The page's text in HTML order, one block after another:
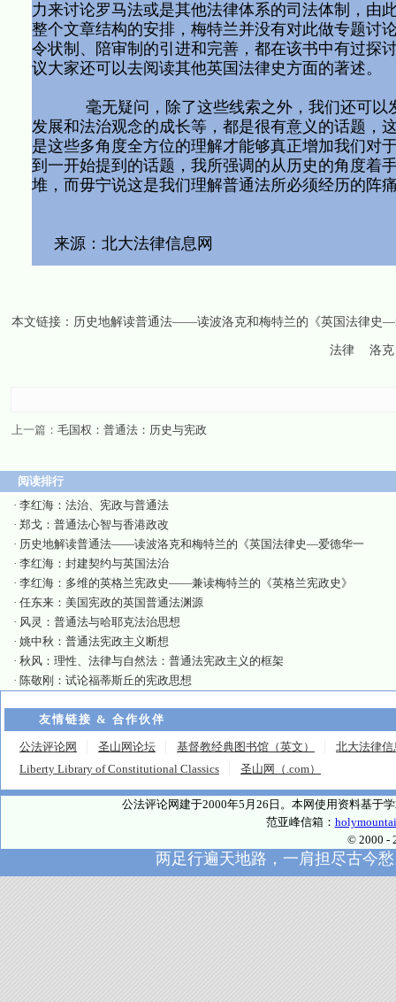
力来讨论罗马法或是其他法律体系的司法体制，由
整个文章结构的安排，梅特兰并没有对此做专题讨
令状制、陪审制的引进和完善，都在该书中有过探
议大家还可以去阅读其他英国法律史方面的著述
毫无疑问，除了这些线索之外，我们还可以发
发展和法治观念的成长等，都是很有意义的话题，
是这些多角度全方位的理解才能够真正增加我们对
到一开始提到的话题，我所强调的从历史的角度着
堆，而毋宁说这是我们理解普通法所必须经历的
来源：北大法律信息网
本文链接： 历史地解读普通法——读波洛克和梅特兰的《英国法律史—
法律 洛克
上一篇： 毛国权：普通法：历史与宪政
阅读排行
· 李红海：法治、宪政与普通法
· 郑戈：普通法心智与香港政改
· 历史地解读普通法——读波洛克和梅特兰的《英国法律史—爱德华一
· 李红海：封建契约与英国法治
· 李红海：多维的英格兰宪政史——兼读梅特兰的《英格兰宪政史》
· 任东来：美国宪政的英国普通法渊源
· 风灵：普通法与哈耶克法治思想
· 姚中秋：普通法宪政主义断想
· 秋风：理性、法律与自然法：普通法宪政主义的框架
· 陈敬刚：试论福蒂斯丘的宪政思想
友情链接 & 合作伙伴
公法评论网 圣山网论坛 基督教经典图书馆（英文）
北大法律信
Liberty Library of Constitutional Classics
圣山网（.com）
公法评论网建于2000年5月26日。本网使用资料基于
范亚峰信箱：
© 2000 -
两足行遍天地路，一肩担尽古今